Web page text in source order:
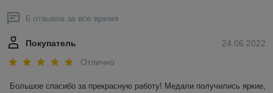
6 отзывов за всё время
24.06.2022
Покупатель
Отлично
Большое спасибо за прекрасную работу! Медали получились яркие,